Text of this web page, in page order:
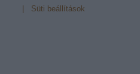
Süti beállítások